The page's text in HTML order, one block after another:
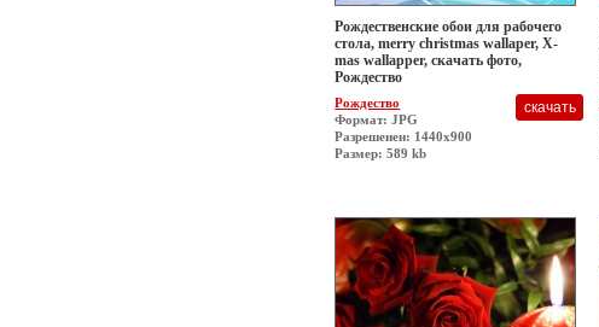
Рождественские обои для рабочего
стола, merry christmas wallaper, X-
mas wallapper, скачать фото,
Рождество
Рождество
Формат: JPG
Разрешеиен: 1440x900
Размер: 589 kb